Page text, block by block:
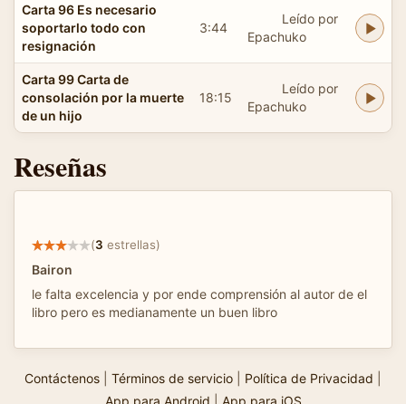
Carta 96 Es necesario
soportarlo todo con
resignación
3:44
Leído por
Epachuko
Carta 99 Carta de
consolación por la muerte
de un hijo
18:15
Leído por
Epachuko
Reseñas
(3 estrellas)
Bairon
le falta excelencia y por ende comprensión al autor de el
libro pero es medianamente un buen libro
Contáctenos Términos de servicio Política de Privacidad
App para Android
App para iOS